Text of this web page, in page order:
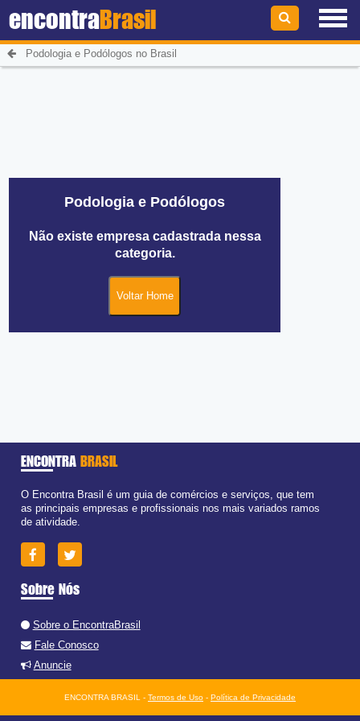
encontraBrasil
Podologia e Podólogos no Brasil
Podologia e Podólogos
Não existe empresa cadastrada nessa
categoria.
ENCONTRA BRASIL
O Encontra Brasil é um guia de comércios e serviços, que tem
as principais empresas e profissionais nos mais variados ramos
de atividade.
Sobre Nós
Sobre o EncontraBrasil
Fale Conosco
Anuncie
ENCONTRA BRASIL - Termos de Uso - Política de Privacidade